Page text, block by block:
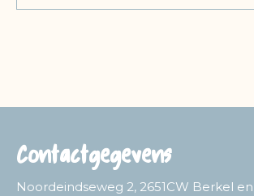
Contactgegevens
Noordeindseweg 2, 2651CW Berkel